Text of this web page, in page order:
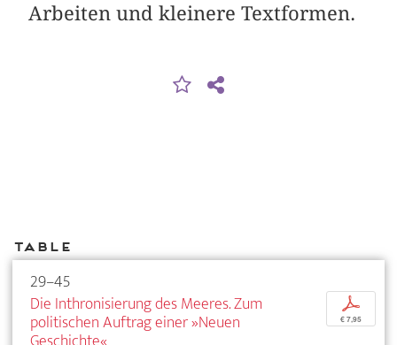
Arbeiten und kleinere Textformen.
Table
29–45
Die Inthronisierung des Meeres. Zum
politischen Auftrag einer »Neuen
p
€ 7,95